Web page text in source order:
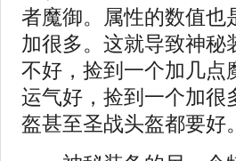
者魔御。属性的数值也
加很多。这就导致神秘
不好，捡到一个加几点
运气好，捡到一个加很
盔甚至圣战头盔都要好。